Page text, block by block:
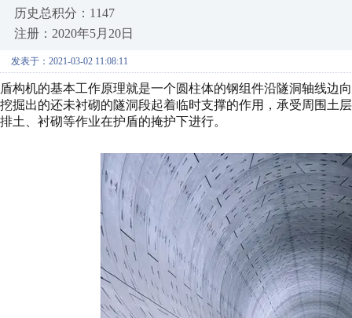
历史总积分：1147
注册：2020年5月20日
发表于：2021-03-02 11:08:11
盾构机的基本工作原理就是一个圆柱体的钢组件沿隧洞轴线边
挖掘出的还未衬砌的隧洞段起着临时支撑的作用，承受周围土
排土、衬砌等作业在护盾的掩护下进行。